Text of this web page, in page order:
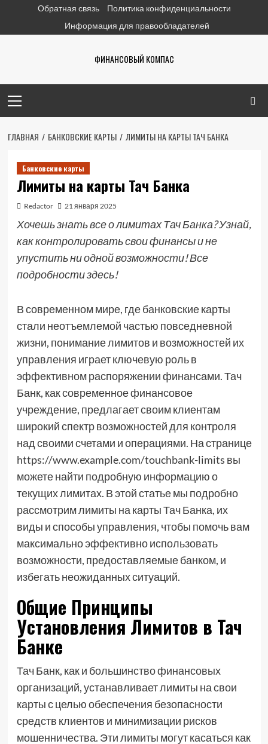
содержимому
Обратная связь
Политика конфиденциальности
Информация для правообладателей
ФИНАНСОВЫЙ КОМПАС
меню
ГЛАВНАЯ БАНКОВСКИЕ КАРТЫ ЛИМИТЫ НА КАРТЫ ТАЧ БАНКА
Банковские карты
Лимиты на карты Тач Банка
Redactor 21 января 2025
Хочешь знать все о лимитах Тач Банка? Узнай,
как контролировать свои финансы и не
упустить ни одной возможности! Все
подробности здесь!
В современном мире, где банковские карты
стали неотъемлемой частью повседневной
жизни, понимание лимитов и возможностей их
управления играет ключевую роль в
эффективном распоряжении финансами. Тач
Банк, как современное финансовое
учреждение, предлагает своим клиентам
широкий спектр возможностей для контроля
над своими счетами и операциями. На странице
https://www.example.com/touchbank-limits вы
можете найти подробную информацию о
текущих лимитах. В этой статье мы подробно
рассмотрим лимиты на карты Тач Банка, их
виды и способы управления, чтобы помочь вам
максимально эффективно использовать
возможности, предоставляемые банком, и
избегать неожиданных ситуаций.
Общие Принципы
Установления Лимитов в Тач
Банке
Тач Банк, как и большинство финансовых
организаций, устанавливает лимиты на свои
карты с целью обеспечения безопасности
средств клиентов и минимизации рисков
мошенничества. Эти лимиты могут касаться как